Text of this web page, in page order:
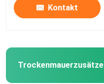
Kontakt
Trockenmauerzusätze